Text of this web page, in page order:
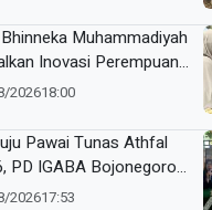
Muhammadiyah
Inovasi Perempuan
Berkelanjutan di
202618:00
Pawai Tunas Athfal
PD IGABA Bojonegoro
Persepsi dan
202617:53